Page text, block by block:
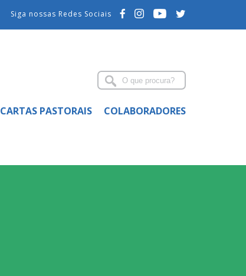
Siga nossas Redes Sociais
CARTAS PASTORAIS COLABORADORES